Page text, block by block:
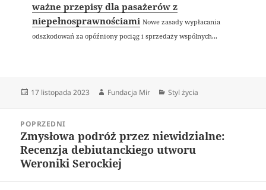
ważne przepisy dla pasażerów z
niepełnosprawnościami Nowe zasady wypłacania
odszkodowań za opóźniony pociąg i sprzedaży wspólnych...
Data
17 listopada 2023 Autor
Fundacja Mir Kategorie
Styl życia
wpisuPOPRZEDNI
Poprzedni
wpis:
Zmysłowa podróż przez niewidzialne:
Recenzja debiutanckiego utworu
Weroniki Serockiej